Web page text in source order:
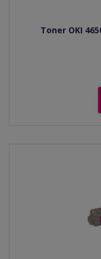
Toner OKI